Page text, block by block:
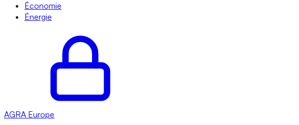
Économie
Énergie
AGRA Europe